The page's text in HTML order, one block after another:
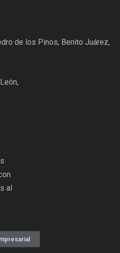
de los Pinos, Benito Juárez,
al